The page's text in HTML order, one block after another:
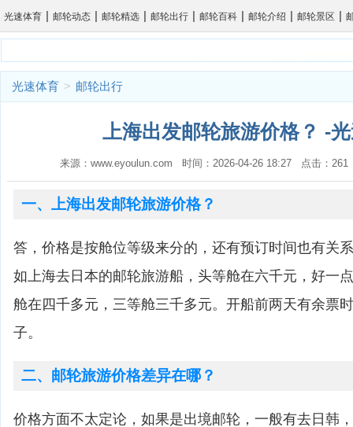
光速体育 | 邮轮动态 | 邮轮精选 | 邮轮出行 | 邮轮百科 | 邮轮介绍 | 邮轮景区 |
光速体育 > 邮轮出行
上海出发邮轮旅游价格？ -
来源：www.eyoulun.com 时间：2026-04-26 18:27 点击：
一、上海出发邮轮旅游价格？
答，价格是按舱位等级来分的，还有预订时间也有关
如上海去日本的邮轮旅游船，头等舱在六千元，好一
舱在四千多元，三等舱三千多元。开船前两天有余票
子。
二、邮轮旅游价格差异在哪？
价格方面不太定论，如果是出境邮轮，一般有去日韩